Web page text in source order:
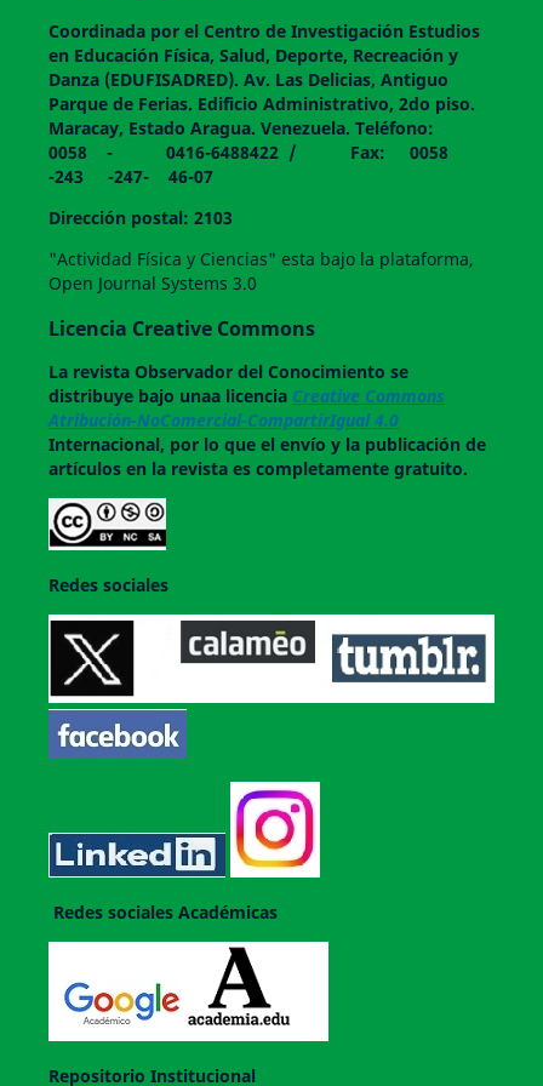
Coordinada por el Centro de Investigación Estudios
en Educación Física, Salud, Deporte, Recreación y
Danza (EDUFISADRED). Av. Las Delicias, Antiguo
Parque de Ferias. Edificio Administrativo, 2do piso.
Maracay, Estado Aragua. Venezuela. Teléfono:
0058 - 0416-6488422 / Fax: 0058
-243 -247- 46-07
Dirección postal: 2103
"Actividad Física y Ciencias" esta bajo la plataforma,
Open Journal Systems 3.0
Licencia Creative Commons
La revistaObservador del Conocimiento se
distribuye bajo unaa licencia Creative Commons
Atribución-NoComercial-CompartirIgual 4.0
Internacional, por lo que el envío y la publicación de
artículos en la revista es completamente gratuito.
Redes sociales
Redes sociales Académicas
Repositorio Institucional